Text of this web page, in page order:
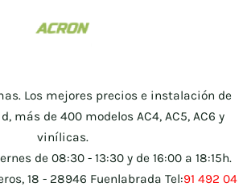
Los mejores precios e instalación de
más de 400 modelos AC4, AC5, AC6 y
vinílicas.
de 08:30 - 13:30 y de 16:00 a 18:15h.
18 - 28946 Fuenlabrada Tel:91 492 04